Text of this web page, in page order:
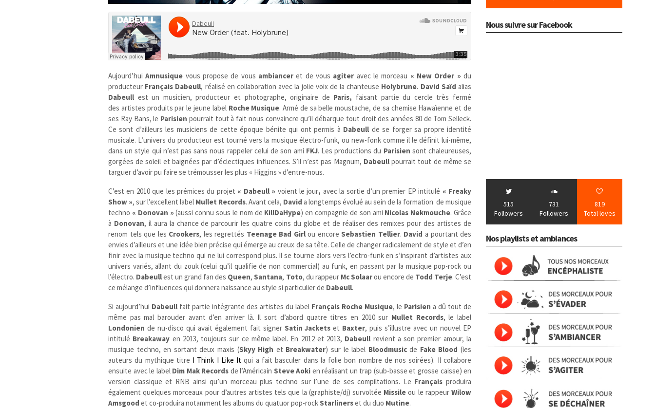
Aujourd’huiAmnusique vous propose de vous ambiancer et de vous agiter avec le morceau « New Order » du
producteur Français Dabeull, réalisé en collaboration avec la jolie voix de la chanteuse Holybrune. David Saïd alias
Dabeull est un musicien, producteur et photographe, originaire de Paris, faisant partie du cercle très fermé
des artistes produits par le jeune label Roche Musique. Armé de sa belle moustache, de sa chemise Hawaïenne et de
ses Ray Bans, le Parisien pourrait tout à fait nous convaincre qu’il débarque tout droit des années 80 de Tom Selleck.
Ce sont d’ailleurs les musiciens de cette époque bénite qui ont permis à Dabeull de se forger sa propre identité
musicale. L’univers du producteur est tourné vers la musique électro-funk, ou new-fonk comme il le définit lui-même,
dans un style qui n’est pas sans nous rappeler celui de son ami FKJ. Les productions du Parisien sont chaleureuses,
gorgées de soleil et baignées par d’éclectiques influences. S’il n’est pas Magnum, Dabeullpourrait tout de même se
targuer d’avoir pu faire se trémousser les plus « Higgins » d’entre-nous.
C’est en 2010 que les prémices du projet « Dabeull » voient le jour, avec la sortie d’un premier EP intitulé « Freaky
Show », sur l’excellent label Mullet Records. Avant cela, David a longtemps évolué au sein de la formation de musique
techno « Donovan »(aussi connu sous le nom de KillDaHype) en compagnie de son ami Nicolas Nekmouche. Grâce
à Donovan, il aura la chance de parcourir les quatre coins du globe et de réaliser des remixes pour des artistes de
renom tels que les Crookers, les regrettés Teenage Bad Girlou encoreSebastien Tellier. David a pourtant des
envies d’ailleurs et une idée bien précise qui émerge au creux de sa tête. Celle de changer radicalement de style et d’en
finir avec la musique techno qui ne lui correspond plus. Il se tourne alors vers l’ectro-funk en s’inspirant d’artistes aux
univers variés, allant du zouk (celui qu’il qualifie de non commercial) au funk, en passant par la musique pop-rock ou
l’électro. Dabeullest un grand fan des Queen,Santana, Toto, du rappeur Mc Solaarou encore de Todd Terje. C’est
ce mélange d’influences qui donnera naissance au style si particulier de Dabeull.
Si aujourd’hui Dabeull fait partie intégrante des artistes du label Français Roche Musique, le Parisien a dû tout de
même pas mal barouder avant d’en arriver là. Il sort d’abord quatre titres en 2010 sur Mullet Records, le label
Londonien de nu-disco qui avait également fait signer Satin Jackets et Baxter, puis s’illustre avec un nouvel EP
intitulé Breakaway en 2013, toujours sur ce même label. En 2012 et 2013, Dabeull revient a son premier amour, la
musique techno, en sortant deux maxis (Skyy High et Breakwater) sur le label Bloodmusicde Fake Blood (les
auteurs du mythique titre I Think I Like It qui a fait basculer dans la folie bon nombre de nos soirées). Il collabore
ensuite avec le label Dim Mak Records de l’Américain Steve Aoki en réalisant un trap (sub-basse et grosse caisse) en
version classique et RNB ainsi qu’un morceau plus techno sur l’une de ses compiltations. Le Français produira
également quelques morceaux pour d’autres artistes tels que la (graphiste/dj) survoltée Missile ou le rappeurWilow
Amsgood et co-produira notamment les albums du quatuor pop-rockStarlinerset du duo Mutine.
Nous suivre sur Facebook
515
Followers
731
Followers
819
Total loves
Nos playlists et ambiances